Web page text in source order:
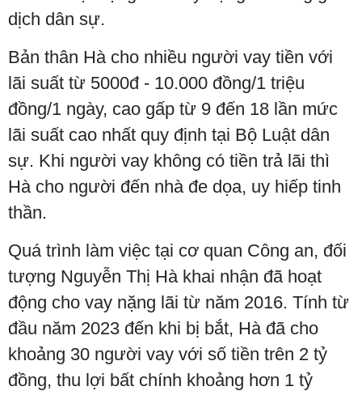
dịch dân sự.
Bản thân Hà cho nhiều người vay tiền với
lãi suất từ 5000đ - 10.000 đồng/1 triệu
đồng/1 ngày, cao gấp từ 9 đến 18 lần mức
lãi suất cao nhất quy định tại Bộ Luật dân
sự. Khi người vay không có tiền trả lãi thì
Hà cho người đến nhà đe dọa, uy hiếp tinh
thần.
Quá trình làm việc tại cơ quan Công an, đối
tượng Nguyễn Thị Hà khai nhận đã hoạt
động cho vay nặng lãi từ năm 2016. Tính từ
đầu năm 2023 đến khi bị bắt, Hà đã cho
khoảng 30 người vay với số tiền trên 2 tỷ
đồng, thu lợi bất chính khoảng hơn 1 tỷ